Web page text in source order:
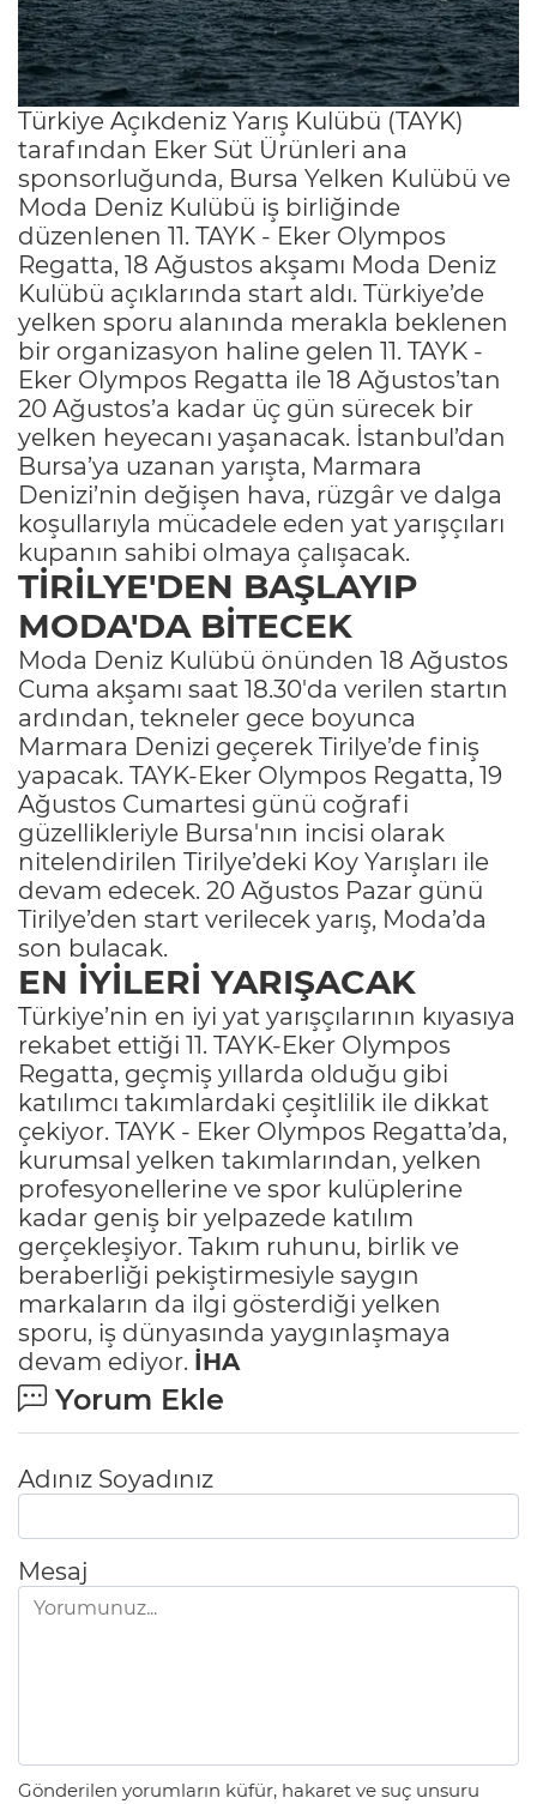
Türkiye Açıkdeniz Yarış Kulübü (TAYK)
tarafından Eker Süt Ürünleri ana
sponsorluğunda, Bursa Yelken Kulübü ve
Moda Deniz Kulübü iş birliğinde
düzenlenen 11. TAYK - Eker Olympos
Regatta, 18 Ağustos akşamı Moda Deniz
Kulübü açıklarında start aldı. Türkiye’de
yelken sporu alanında merakla beklenen
bir organizasyon haline gelen 11. TAYK -
Eker Olympos Regatta ile 18 Ağustos’tan
20 Ağustos’a kadar üç gün sürecek bir
yelken heyecanı yaşanacak. İstanbul’dan
Bursa’ya uzanan yarışta, Marmara
Denizi’nin değişen hava, rüzgâr ve dalga
koşullarıyla mücadele eden yat yarışçıları
kupanın sahibi olmaya çalışacak.
TİRİLYE'DEN BAŞLAYIP
MODA'DA BİTECEK
Moda Deniz Kulübü önünden 18 Ağustos
Cuma akşamı saat 18.30'da verilen startın
ardından, tekneler gece boyunca
Marmara Denizi geçerek Tirilye’de finiş
yapacak. TAYK-Eker Olympos Regatta, 19
Ağustos Cumartesi günü coğrafi
güzellikleriyle Bursa'nın incisi olarak
nitelendirilen Tirilye’deki Koy Yarışları ile
devam edecek. 20 Ağustos Pazar günü
Tirilye’den start verilecek yarış, Moda’da
son bulacak.
EN İYİLERİ YARIŞACAK
Türkiye’nin en iyi yat yarışçılarının kıyasıya
rekabet ettiği 11. TAYK-Eker Olympos
Regatta, geçmiş yıllarda olduğu gibi
katılımcı takımlardaki çeşitlilik ile dikkat
çekiyor. TAYK - Eker Olympos Regatta’da,
kurumsal yelken takımlarından, yelken
profesyonellerine ve spor kulüplerine
kadar geniş bir yelpazede katılım
gerçekleşiyor. Takım ruhunu, birlik ve
beraberliği pekiştirmesiyle saygın
markaların da ilgi gösterdiği yelken
sporu, iş dünyasında yaygınlaşmaya
devam ediyor. İHA
Yorum Ekle
Adınız Soyadınız
Mesaj
Gönderilen yorumların küfür, hakaret ve suç unsuru